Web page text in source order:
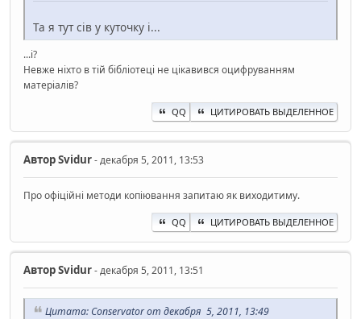
Та я тут сів у куточку і...
...і?
Невже ніхто в тій бібліотеці не цікавився оцифруванням
матеріалів?
QQ ЦИТИРОВАТЬ ВЫДЕЛЕННОЕ
АвторSvidur- декабря 5, 2011, 13:53
Про офіційні методи копіювання запитаю як виходитиму.
QQ ЦИТИРОВАТЬ ВЫДЕЛЕННОЕ
АвторSvidur- декабря 5, 2011, 13:51
Цитата: Conservator от декабря 5, 2011, 13:49